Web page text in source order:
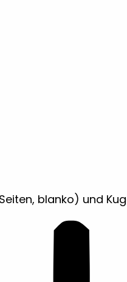
blanko) und